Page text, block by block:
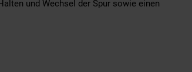
und Wechsel der Spur sowie einen